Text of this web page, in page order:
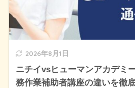
2026年8月1日
ニチイvsヒューマンアカデミ
務作業補助者講座の違いを徹